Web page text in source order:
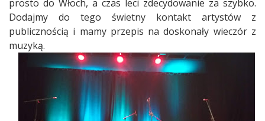
prosto do Włoch, a czas leci zdecydowanie za szybko.
Dodajmy do tego świetny kontakt artystów z
publicznością i mamy przepis na doskonały wieczór z
muzyką.